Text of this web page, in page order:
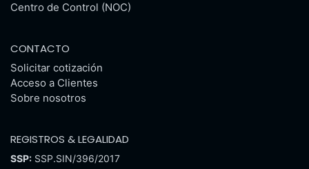
Centro de Control (NOC)
CONTACTO
Solicitar cotización
Acceso a Clientes
Sobre nosotros
REGISTROS & LEGALIDAD
SSP: SSP.SIN/396/2017